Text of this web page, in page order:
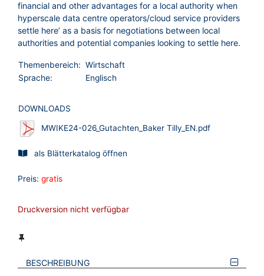
financial and other advantages for a local authority when
hyperscale data centre operators/cloud service providers
settle here’ as a basis for negotiations between local
authorities and potential companies looking to settle here.
Themenbereich: Wirtschaft
Sprache:
Englisch
DOWNLOADS
MWIKE24-026_Gutachten_Baker Tilly_EN.pdf
als Blätterkatalog öffnen
Preis: gratis
Druckversion nicht verfügbar
BESCHREIBUNG